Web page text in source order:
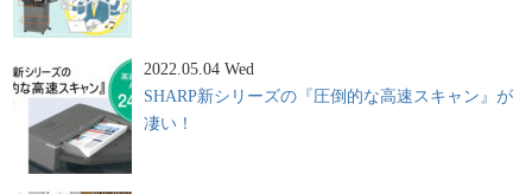
2022.05.04 Wed
SHARP新シリーズの『圧倒的な高速スキャン』が
凄い！